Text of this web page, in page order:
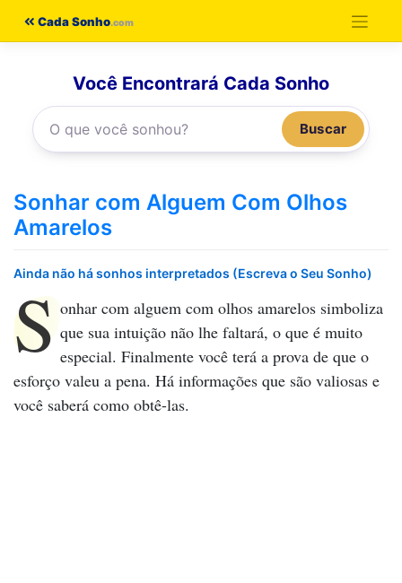
Cada Sonho
Você Encontrará Cada Sonho
Buscar
Sonhar com Alguem Com Olhos
Amarelos
Ainda não há sonhos interpretados (Escreva o Seu Sonho)
S onhar com alguem com olhos amarelos simboliza
que sua intuição não lhe faltará, o que é muito
especial. Finalmente você terá a prova de que o
esforço valeu a pena. Há informações que são valiosas e
você saberá como obtê-las.